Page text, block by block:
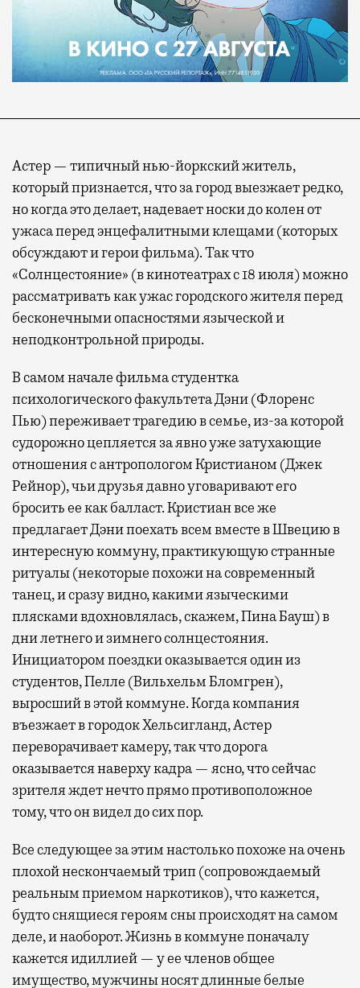
Астер — типичный нью-йоркский житель,
который признается, что за город выезжает редко,
но когда это делает, надевает носки до колен от
ужаса перед энцефалитными клещами (которых
обсуждают и герои фильма). Так что
«Солнцестояние» (в кинотеатрах с 18 июля) можно
рассматривать как ужас городского жителя перед
бесконечными опасностями языческой и
неподконтрольной природы.
В самом начале фильма студентка
психологического факультета Дэни (Флоренс
Пью) переживает трагедию в семье, из-за которой
судорожно цепляется за явно уже затухающие
отношения с антропологом Кристианом (Джек
Рейнор), чьи друзья давно уговаривают его
бросить ее как балласт. Кристиан все же
предлагает Дэни поехать всем вместе в Швецию в
интересную коммуну, практикующую странные
ритуалы (некоторые похожи на современный
танец, и сразу видно, какими языческими
плясками вдохновлялась, скажем, Пина Бауш) в
дни летнего и зимнего солнцестояния.
Инициатором поездки оказывается один из
студентов, Пелле (Вильхельм Бломгрен),
выросший в этой коммуне. Когда компания
въезжает в городок Хельсигланд, Астер
переворачивает камеру, так что дорога
оказывается наверху кадра — ясно, что сейчас
зрителя ждет нечто прямо противоположное
тому, что он видел до сих пор.
Все следующее за этим настолько похоже на очень
плохой нескончаемый трип (сопровождаемый
реальным приемом наркотиков), что кажется,
будто снящиеся героям сны происходят на самом
деле, и наоборот. Жизнь в коммуне поначалу
кажется идиллией — у ее членов общее
имущество, мужчины носят длинные белые